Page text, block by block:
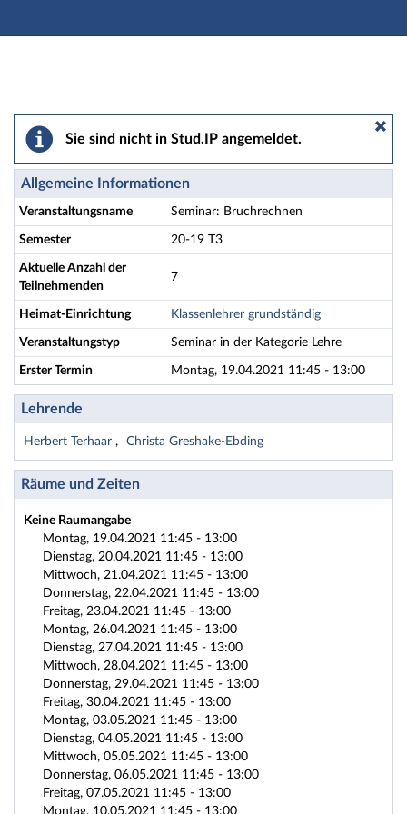
Hauptnavigation
Seminar: Bruchrechnen - Details
Sie sind nicht in Stud.IP angemeldet.
Allgemeine Informationen
Veranstaltungsname Seminar: Bruchrechnen
Semester 20-19 T3
Aktuelle Anzahl der
Teilnehmenden
7
Heimat-Einrichtung Klassenlehrer grundständig
Veranstaltungstyp Seminar in der Kategorie Lehre
Erster Termin Montag, 19.04.2021 11:45 - 13:00
Lehrende
Herbert Terhaar Christa Greshake-Ebding
Räume und Zeiten
Keine Raumangabe
Montag, 19.04.2021 11:45 - 13:00
Dienstag, 20.04.2021 11:45 - 13:00
Mittwoch, 21.04.2021 11:45 - 13:00
Donnerstag, 22.04.2021 11:45 - 13:00
Freitag, 23.04.2021 11:45 - 13:00
Montag, 26.04.2021 11:45 - 13:00
Dienstag, 27.04.2021 11:45 - 13:00
Mittwoch, 28.04.2021 11:45 - 13:00
Donnerstag, 29.04.2021 11:45 - 13:00
Freitag, 30.04.2021 11:45 - 13:00
Montag, 03.05.2021 11:45 - 13:00
Dienstag, 04.05.2021 11:45 - 13:00
Mittwoch, 05.05.2021 11:45 - 13:00
Donnerstag, 06.05.2021 11:45 - 13:00
Freitag, 07.05.2021 11:45 - 13:00
Montag, 10.05.2021 11:45 - 13:00